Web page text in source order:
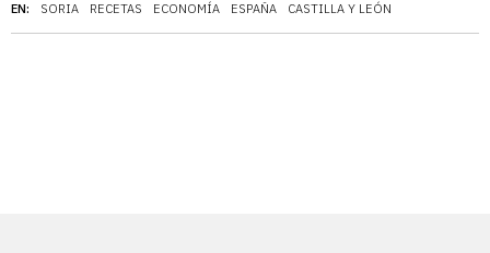
EN: SORIA RECETAS ECONOMÍA ESPAÑA CASTILLA Y LEÓN